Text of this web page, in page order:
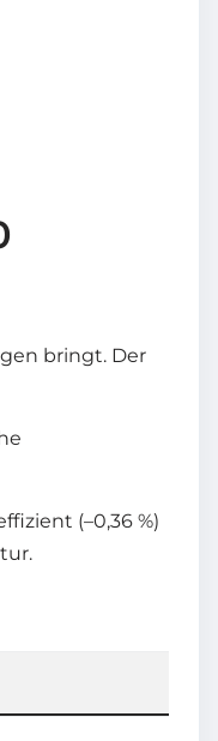
bringt. Der
(–0,36 %)